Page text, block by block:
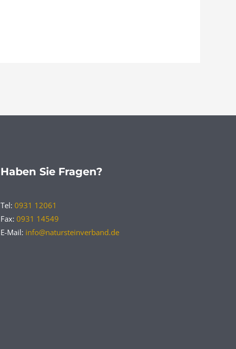
Haben Sie Fragen?
Tel: 0931 12061
Fax: 0931 14549
E-Mail: info@natursteinverband.de